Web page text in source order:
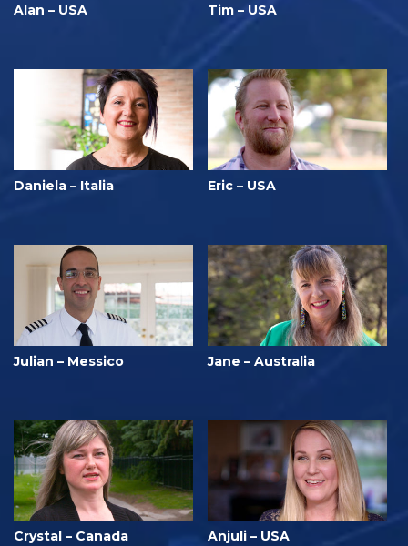
Alan – USA Tim – USA
Daniela – Italia Eric – USA
Julian – Messico Jane – Australia
Crystal – Canada Anjuli – USA